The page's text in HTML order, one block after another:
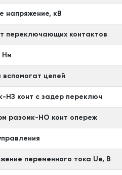
напряжение, кВ
переключающих контактов
Нм
вспомогат цепей
НЗ конт с задер переключ
разомк-НО конт опереж
переменного тока Ue, В